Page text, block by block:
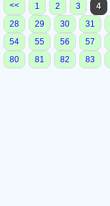
<< 1 2 3 4
28
29 30 31
54
55 56 57
80
81 82 83